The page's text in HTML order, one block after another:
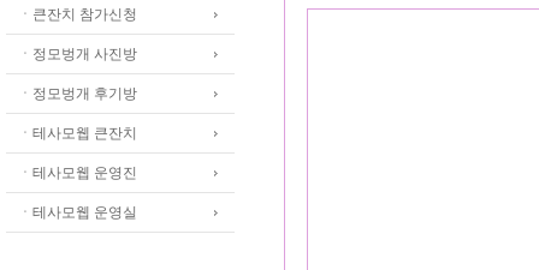
ㆍ큰잔치 참가신청
ㆍ정모벙개 사진방
ㆍ정모벙개 후기방
ㆍ테사모웹 큰잔치
ㆍ테사모웹 운영진
ㆍ테사모웹 운영실